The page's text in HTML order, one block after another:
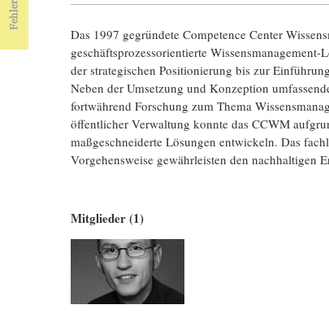
Das 1997 gegründete Competence Center
geschäftsprozessorientierte
der strategischen Positionierung bis zur
Neben der Umsetzung und Konzeption
fortwährend Forschung zum Thema
öffentlicher Verwaltung konnte das CCWM
maßgeschneiderte Lösungen entwickeln. Das
Vorgehensweise gewährleisten den nachhaltigen
Mitglieder (1)